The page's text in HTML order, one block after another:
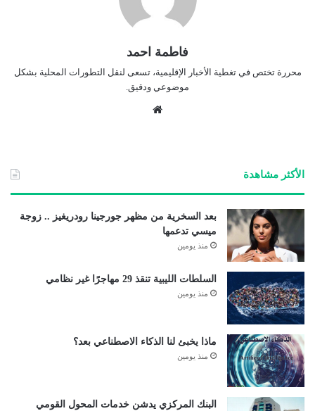
فاطمة احمد
محررة تختص في تغطية الأخبار الإقليمية، تسعى لنقل التطورات المحلية بشكل
موضوعي ودقيق.
الأكثر مشاهدة
بعد السخرية من مظهر جورجينا رودريغيز .. زوجة
ميسي تدعمها
منذ يومين
السلطات الليبية تنقذ 29 مهاجرًا غير نظامي
منذ يومين
ماذا يخبئ لنا الذكاء الاصطناعي بعد؟
منذ يومين
البنك المركزي يدشن خدمات المحول القومي